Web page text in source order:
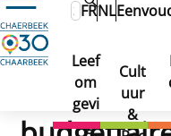
FRNL
Leef
om
gevi
ng
Cult
uur
&
Begroting 2014 –
Begroting